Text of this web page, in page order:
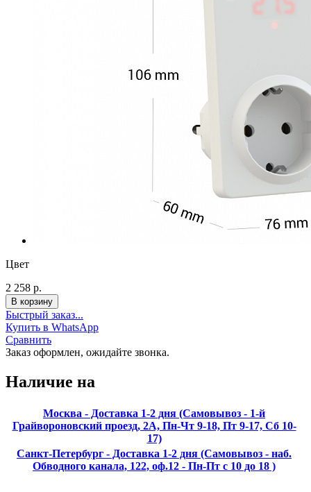
Цвет
2 258 р.
Быстрый заказ...
Купить в WhatsApp
Сравнить
Заказ оформлен, ожидайте звонка.
Наличие на
Москва - Доставка 1-2 дня (Самовывоз - 1-й
Грайвороновский проезд, 2А, Пн-Чт 9-18, Пт 9-17, Сб 10-
17)
Санкт-Петербург - Доставка 1-2 дня (Самовывоз - наб.
Обводного канала, 122, оф.12 - Пн-Пт с 10 до 18 )